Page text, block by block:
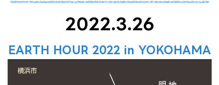
2022.3.26
EARTH HOUR 2022 in YOKOHAMA